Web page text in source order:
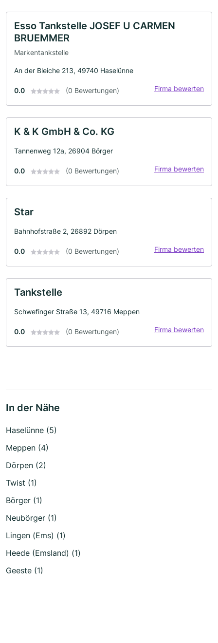
Esso Tankstelle JOSEF U CARMEN
BRUEMMER
Markentankstelle
An der Bleiche 213, 49740 Haselünne
0.0 (0 Bewertungen) Firma bewerten
K & K GmbH & Co. KG
Tannenweg 12a, 26904 Börger
0.0 (0 Bewertungen) Firma bewerten
Star
Bahnhofstraße 2, 26892 Dörpen
0.0 (0 Bewertungen) Firma bewerten
Tankstelle
Schwefinger Straße 13, 49716 Meppen
0.0 (0 Bewertungen) Firma bewerten
In der Nähe
Haselünne (5)
Meppen (4)
Dörpen (2)
Twist (1)
Börger (1)
Neubörger (1)
Lingen (Ems) (1)
Heede (Emsland) (1)
Geeste (1)